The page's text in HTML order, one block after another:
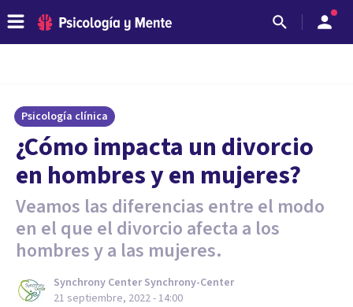
Psicología clínica
¿Cómo impacta un divorcio
en hombres y en mujeres?
Veamos las diferencias entre el modo
en el que el divorcio afecta a los
hombres y a las mujeres.
Synchrony Center Synchrony-Center
21 septiembre, 2022 - 14:00